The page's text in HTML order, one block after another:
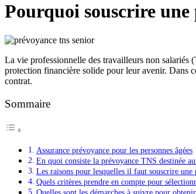
Pourquoi souscrire une
La vie professionnelle des travailleurs non salariés
protection financière solide pour leur avenir. Dans
contrat.
Sommaire
Assurance prévoyance pour les personnes âgées
En quoi consiste la prévoyance TNS destinée
Les raisons pour lesquelles il faut souscrire
Quels critères prendre en compte pour